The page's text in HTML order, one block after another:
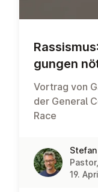
gun­gen
Vortrag von
der General
Race
19.